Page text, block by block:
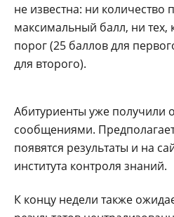
не известна: ни количество
максимальный балл, ни тех,
порог (25 баллов для
для второго).
Абитуриенты уже получили
сообщениями.
появятся результаты и на
института контроля знаний.
К концу недели также